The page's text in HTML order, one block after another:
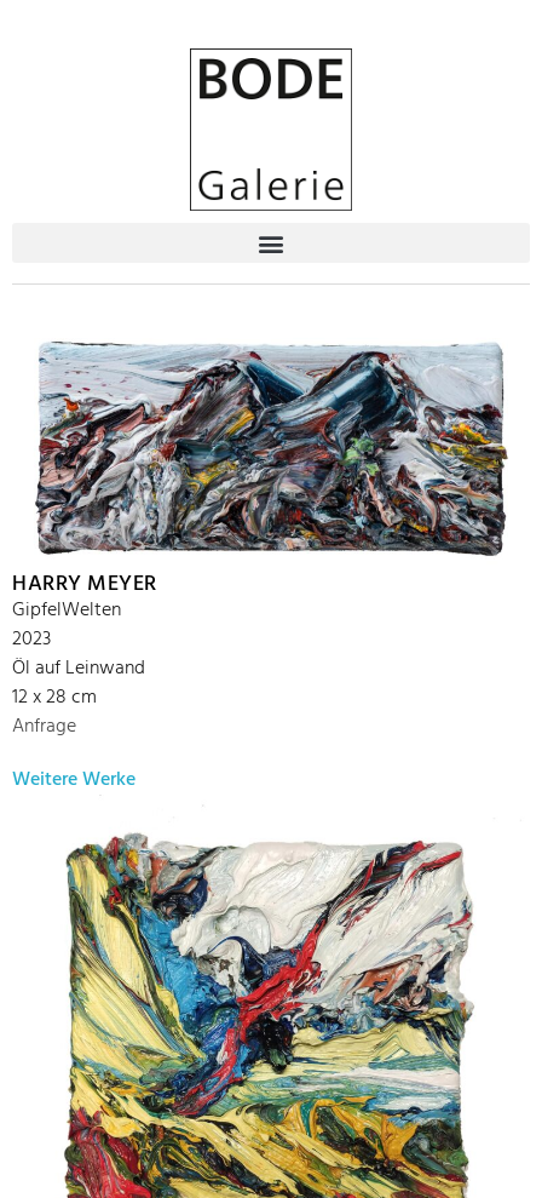
HARRY MEYER
GipfelWelten
2023
Öl auf Leinwand
12 x 28 cm
Anfrage
Weitere Werke